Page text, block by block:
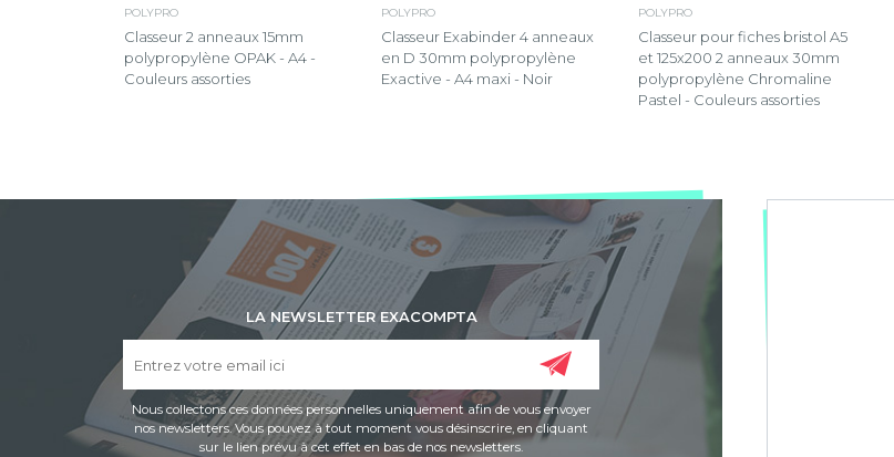
POLYPRO
Classeur 2 anneaux 15mm
polypropylène OPAK - A4 -
Couleurs assorties
POLYPRO
Classeur Exabinder 4 anneaux
en D 30mm polypropylène
Exactive - A4 maxi - Noir
POLYPRO
Classeur pour fiches bristol A5
et 125x200 2 anneaux 30mm
polypropylène Chromaline
Pastel - Couleurs assorties
LA NEWSLETTER EXACOMPTA
Nous collectons ces données personnelles uniquement afin de vous envoyer
nos newsletters. Vous pouvez à tout moment vous désinscrire, en cliquant
sur le lien prévu à cet effet en bas de nos newsletters.